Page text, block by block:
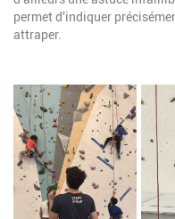
permet d'indiquer
attraper.
Image